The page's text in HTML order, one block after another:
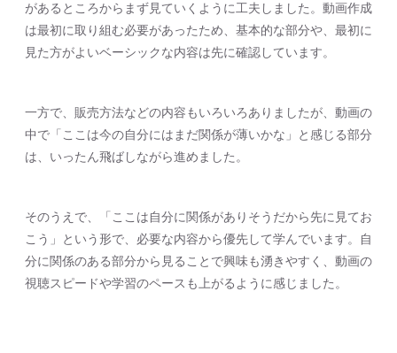
があるところからまず見ていくように工夫しました。動画作成
は最初に取り組む必要があったため、基本的な部分や、最初に
見た方がよいベーシックな内容は先に確認しています。
一方で、販売方法などの内容もいろいろありましたが、動画の
中で「ここは今の自分にはまだ関係が薄いかな」と感じる部分
は、いったん飛ばしながら進めました。
そのうえで、「ここは自分に関係がありそうだから先に見てお
こう」という形で、必要な内容から優先して学んでいます。自
分に関係のある部分から見ることで興味も湧きやすく、動画の
視聴スピードや学習のペースも上がるように感じました。